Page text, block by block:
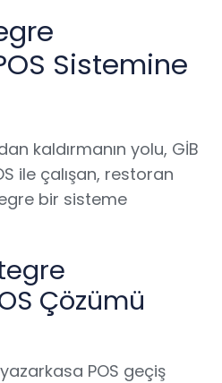
Sistemine
kaldırmanın yolu, GİB
ile çalışan, restoran
bir sisteme
Çözümü
POS geçiş